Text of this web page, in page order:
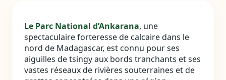
Le Parc National d’Ankarana, une
spectaculaire forteresse de calcaire dans le
nord de Madagascar, est connu pour ses
aiguilles de tsingy aux bords tranchants et ses
vastes réseaux de rivières souterraines et de